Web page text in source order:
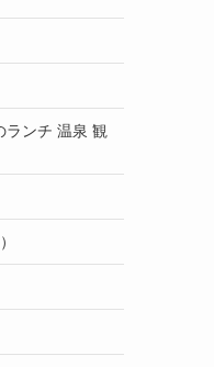
ランチ 温泉 観